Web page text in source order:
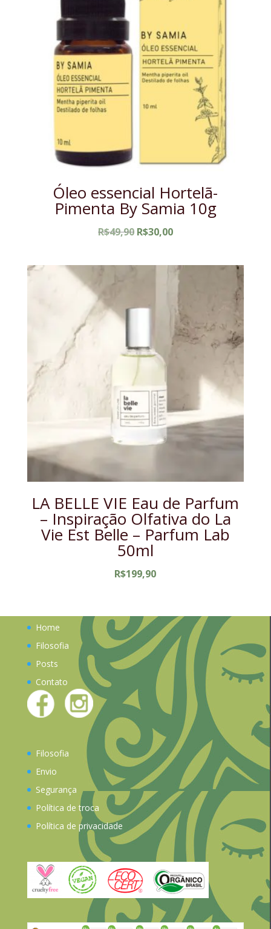
Óleo essencial Hortelã-
Pimenta By Samia 10g
R$49,90 O
R$30,00O
é:
R$30,00.
LA BELLE VIE Eau de Parfum
– Inspiração Olfativa do La
Vie Est Belle – Parfum Lab
50ml
R$199,90
Home
Filosofia
Posts
Contato
Filosofia
Envio
Segurança
Política de troca
Política de privacidade